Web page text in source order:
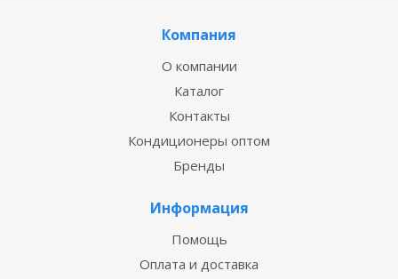
Компания
О компании
Каталог
Контакты
Кондиционеры оптом
Бренды
Информация
Помощь
Оплата и доставка